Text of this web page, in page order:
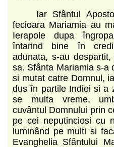
Iar Sfântul
fecioara Mariamia au
Ierapole dupa
întarind bine în
adunata, s-au
sa. Sfânta Mariamia s-a
si mutat catre Domnul,
dus în partile Indiei si a
se multa vreme,
cuvântul Domnului prin
pe cei neputinciosi cu
luminând pe multi si
Evanghelia Sfântului